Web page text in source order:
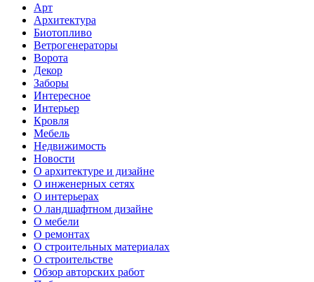
Арт
Архитектура
Биотопливо
Ветрогенераторы
Ворота
Декор
Заборы
Интересное
Интерьер
Кровля
Мебель
Недвижимость
Новости
О архитектуре и дизайне
О инженерных сетях
О интерьерах
О ландшафтном дизайне
О мебели
О ремонтах
О строительных материалах
О строительстве
Обзор авторских работ